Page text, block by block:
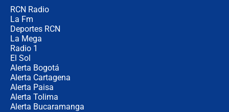
RCN Radio
La Fm
Deportes RCN
La Mega
Radio 1
El Sol
Alerta Bogotá
Alerta Cartagena
Alerta Paisa
Alerta Tolima
Alerta Bucaramanga